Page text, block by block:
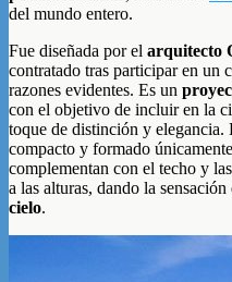
del mundo entero.
Fue diseñada por el arquitecto
contratado tras participar en un
razones evidentes. Es un
con el objetivo de incluir en la
toque de distinción y
compacto y formado
complementan con el techo y
a las alturas, dando la sensación
cielo.